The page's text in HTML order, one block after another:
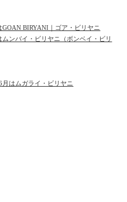
BIRYANI｜ゴア・ビリヤニ
ンバイ・ビリヤニ（ボンベイ・ビリ
はムガライ・ビリヤニ